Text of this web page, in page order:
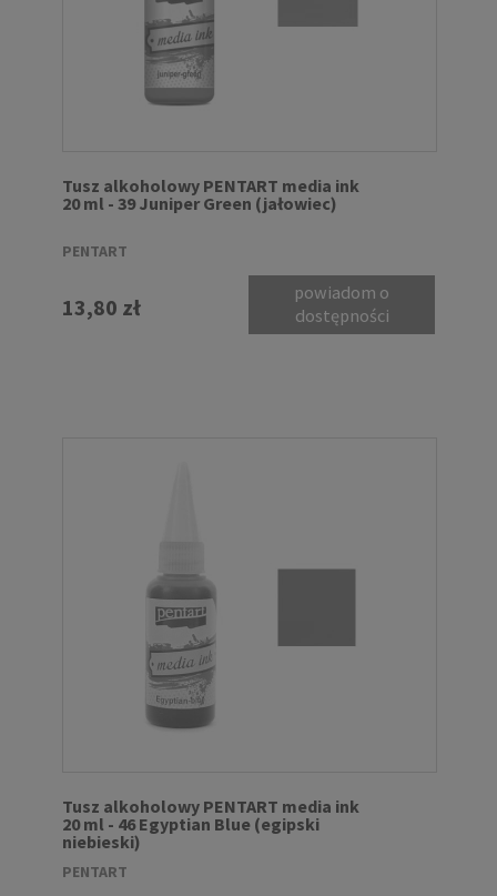
Tusz alkoholowy PENTART media ink
20 ml - 39 Juniper Green (jałowiec)
PENTART
13,80 zł
powiadom o
dostępności
Tusz alkoholowy PENTART media ink
20 ml - 46 Egyptian Blue (egipski
niebieski)
PENTART